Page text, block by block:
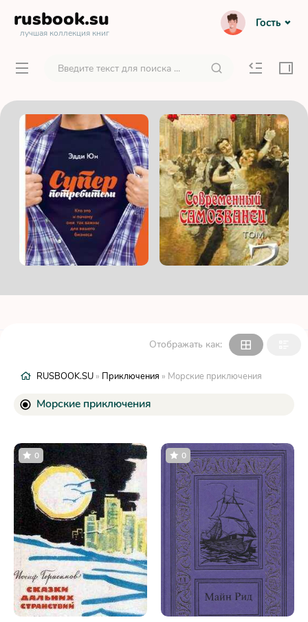
rusbook.su
лучшая коллекция книг
Гость
Отображать как:
RUSBOOK.SU » Приключения » Морские приключения
Морские приключения
0 0